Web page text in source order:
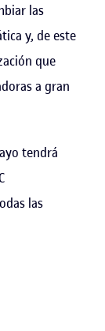
las
y, de este
que
a gran
tendrá
las